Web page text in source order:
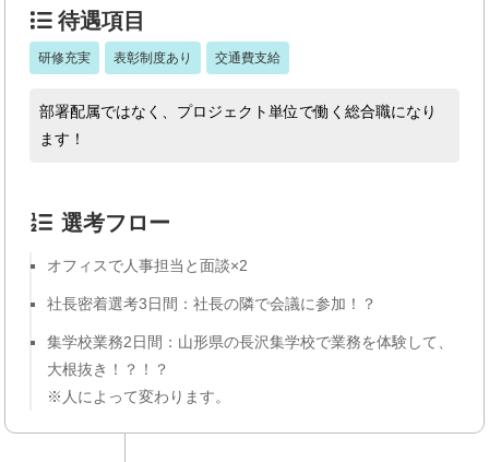
待遇項目
研修充実 表彰制度あり 交通費支給
部署配属ではなく、プロジェクト単位で働く総合職になり
ます！
選考フロー
オフィスで人事担当と面談×2
社長密着選考3日間：社長の隣で会議に参加！？
集学校業務2日間：山形県の長沢集学校で業務を体験して、
大根抜き！？！？
※人によって変わります。